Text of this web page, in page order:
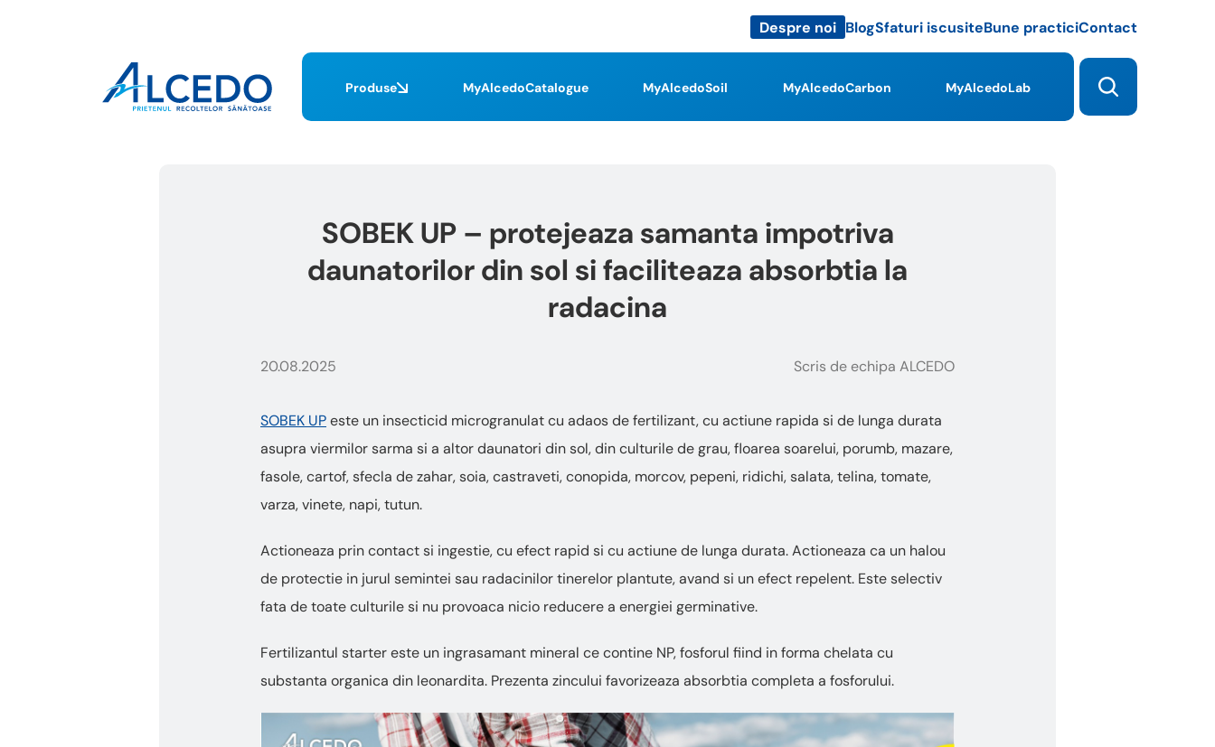
Produse MyAlcedoCatalogue MyAlcedoSoil MyAlcedoCarbon MyAlcedoLab
Despre noi BlogSfaturi iscusiteBune practiciContact
SOBEK UP – protejeaza samanta impotriva
daunatorilor din sol si faciliteaza absorbtia la
radacina
20.08.2025 Scris de echipa ALCEDO
SOBEK UPeste un insecticid microgranulat cu adaos de fertilizant, cu actiune rapida si de lunga durata
asupra viermilor sarma si a altor daunatori din sol, din culturile de grau, floarea soarelui, porumb, mazare,
fasole, cartof, sfecla de zahar, soia, castraveti, conopida, morcov, pepeni, ridichi, salata, telina, tomate,
varza, vinete, napi, tutun.
Actioneaza prin contact si ingestie, cu efect rapid si cu actiune de lunga durata. Actioneaza ca un halou
de protectie in jurul semintei sau radacinilor tinerelor plantute, avand si un efect repelent. Este selectiv
fata de toate culturile si nu provoaca nicio reducere a energiei germinative.
Fertilizantul starter este un ingrasamant mineral ce contine NP, fosforul fiind in forma chelata cu
substanta organica din leonardita. Prezenta zincului favorizeaza absorbtia completa a fosforului.